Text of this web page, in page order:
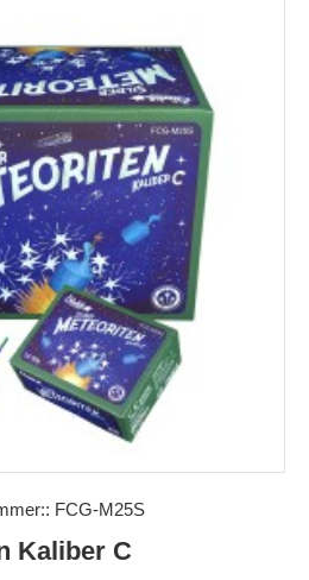
FCG-M25S
Kaliber C